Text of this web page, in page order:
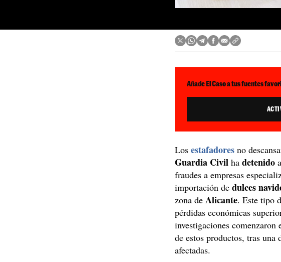
Añade El Caso a tus fuentes
Losestafadores no
Guardia Civil hadetenido
fraudes a empresas
importación dedulces
zona deAlicante. Este tipo
pérdidas económicas
investigaciones
de estos productos, tras una
afectadas.